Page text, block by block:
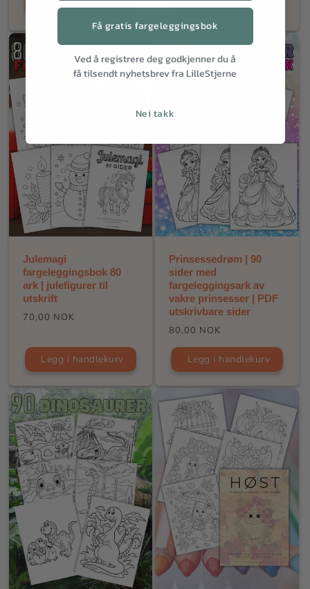
Legg i handlekurv Legg i handlekurv
Julemagi
fargeleggingsbok 80
ark | julefigurer til
utskrift
Vanlig
70,00 NOK
Legg i handlekurv
Prinsessedrøm | 90
sider med
fargeleggingsark av
vakre prinsesser | PDF
utskrivbare sider
Vanlig
pris
80,00 NOK
Legg i handlekurv
Få gratis fargeleggingsbok
Ved å registrere deg godkjenner du å
få tilsendt nyhetsbrev fra LilleStjerne
Nei takk